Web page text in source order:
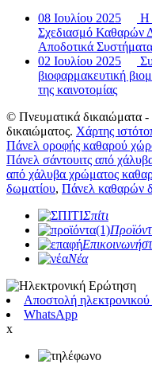
08 Ιουλίου 2025
Η
Σχεδιασμό Καθαρών
Αποδοτικά
02 Ιουλίου 2025
βιοφαρμακευτική
της καινοτομίας
© Πνευματικά δικαιώματα
δικαιώματος. Χάρτης
Πάνελ οροφής καθαρού
Πάνελ σάντουιτς από
από χάλυβα χρώματος
δωματίου, Πάνελ καθαρών
Σπίτι
Νέα
Αποστολή ηλεκτρονικού
WhatsApp
x